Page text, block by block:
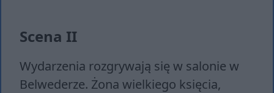
Scena II
Wydarzenia rozgrywają się w salonie w
Belwederze. Żona wielkiego księcia,